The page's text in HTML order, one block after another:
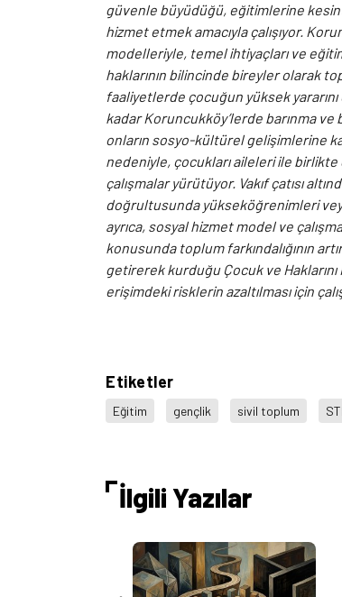
güvenle büyüdüğü, eğitimlerine
hizmet etmek amacıyla çalışıyor.
modelleriyle, temel ihtiyaçları ve
haklarının bilincinde bireyler olarak
faaliyetlerde çocuğun yüksek
kadar Koruncukköy’lerde barınma
onların sosyo-kültürel gelişimlerine
nedeniyle, çocukları aileleri ile
çalışmalar yürütüyor. Vakıf çatısı
doğrultusunda yükseköğrenimleri
ayrıca, sosyal hizmet model ve
konusunda toplum farkındalığının
getirerek kurduğu Çocuk ve
erişimdeki risklerin azaltılması için
Etiketler
Eğitim gençlik sivil toplum
İlgili Yazılar